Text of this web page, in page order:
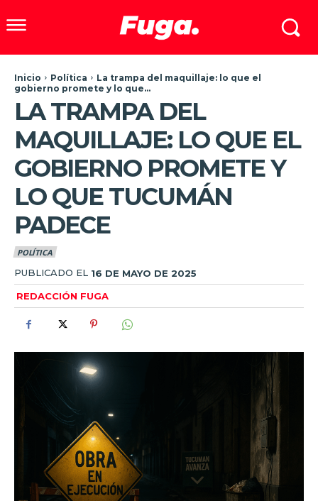
Inicio Política
La trampa del maquillaje: lo que el
gobierno promete y lo que...
LA TRAMPA DEL
MAQUILLAJE: LO QUE EL
GOBIERNO PROMETE Y
LO QUE TUCUMÁN
PADECE
POLÍTICA
PUBLICADO EL 16 DE MAYO DE 2025
REDACCIÓN FUGA